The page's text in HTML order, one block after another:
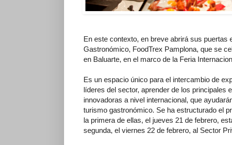
En este contexto, en breve abrirá sus puertas
Gastronómico, FoodTrex Pamplona, que se
en Baluarte, en el marco de la Feria
Es un espacio único para el intercambio de
líderes del sector, aprender de los
innovadoras a nivel internacional, que
turismo gastronómico. Se ha estructurado el
la primera de ellas, el jueves 21 de febrero,
segunda, el viernes 22 de febrero, al Sector